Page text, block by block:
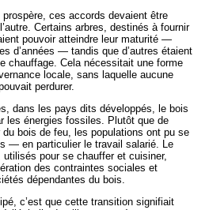
prospère, ces accords devaient être
Certains arbres, destinés à fournir
pouvoir atteindre leur maturité —
d’années — tandis que d’autres étaient
chauffage. Cela nécessitait une forme
locale, sans laquelle aucune
perdurer.
dans les pays dits développés, le bois
les énergies fossiles. Plutôt que de
bois de feu, les populations ont pu se
— en particulier le travail salarié. Le
pour se chauffer et cuisiner,
des contraintes sociales et
dépendantes du bois.
c’est que cette transition signifiait